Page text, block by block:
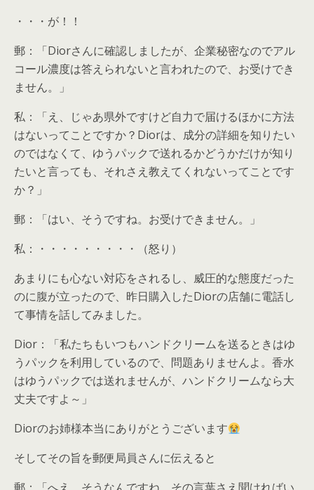
・・・が！！
郵：「Diorさんに確認しましたが、企業秘密なのでアル
コール濃度は答えられないと言われたので、お受けでき
ません。」
私：「え、じゃあ県外ですけど自力で届けるほかに方法
はないってことですか？Diorは、成分の詳細を知りたい
のではなくて、ゆうパックで送れるかどうかだけが知り
たいと言っても、それさえ教えてくれないってことです
か？」
郵：「はい、そうですね。お受けできません。」
私：・・・・・・・・・（怒り）
あまりにも心ない対応をされるし、威圧的な態度だった
のに腹が立ったので、昨日購入したDiorの店舗に電話し
て事情を話してみました。
Dior：「私たちもいつもハンドクリームを送るときはゆ
うパックを利用しているので、問題ありませんよ。香水
はゆうパックでは送れませんが、ハンドクリームなら大
丈夫ですよ～」
Diorのお姉様本当にありがとうございます
そしてその旨を郵便局員さんに伝えると